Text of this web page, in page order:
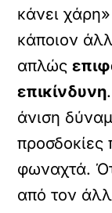
κάνει
κάποιον
απλώς
επικίνδυνη
άνιση
προσδοκίες
φωναχτά.
από τον